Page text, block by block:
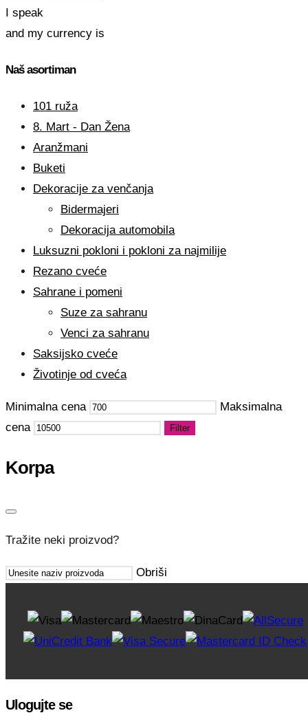
I speak
and my currency is
Naš asortiman
101 ruža
8. Mart - Dan Žena
Aranžmani
Buketi
Dekoracije za venčanja
Bidermajeri
Dekoracija automobila
Luksuzni pokloni i pokloni za najmilije
Rezano cveće
Sahrane i pomeni
Suze za sahranu
Venci za sahranu
Saksijsko cveće
Životinje od cveća
Minimalna cena
Maksimalna
cena
Filter
Korpa
Tražite neki proizvod?
Obriši
Ulogujte se